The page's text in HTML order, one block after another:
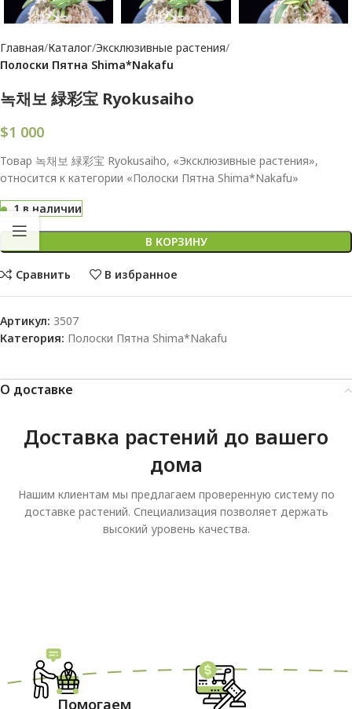
Главная Каталог Эксклюзивные растения
Полоски Пятна Shima*Nakafu
녹채보 緑彩宝 Ryokusaiho
$1 000
Товар 녹채보 緑彩宝 Ryokusaiho, «Эксклюзивные растения»,
относится к категории «Полоски Пятна Shima*Nakafu»
1 в наличии
В КОРЗИНУ
Сравнить В избранное
Артикул: 3507
Категория: Полоски Пятна Shima*Nakafu
О доставке
Доставка растений до вашего
дома
Нашим клиентам мы предлагаем проверенную систему по
доставке растений. Специализация позволяет держать
высокий уровень качества.
Помогаем